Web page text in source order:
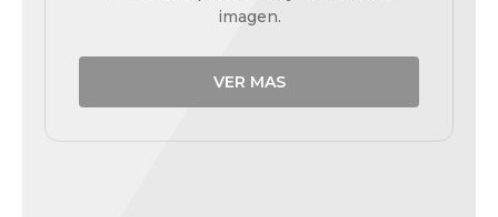
imagen.
VER MAS